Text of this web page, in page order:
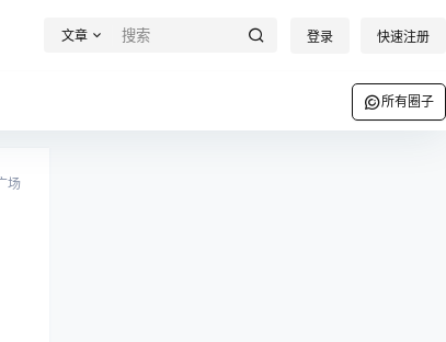
文章 登录 快速注册
所有圈子
场